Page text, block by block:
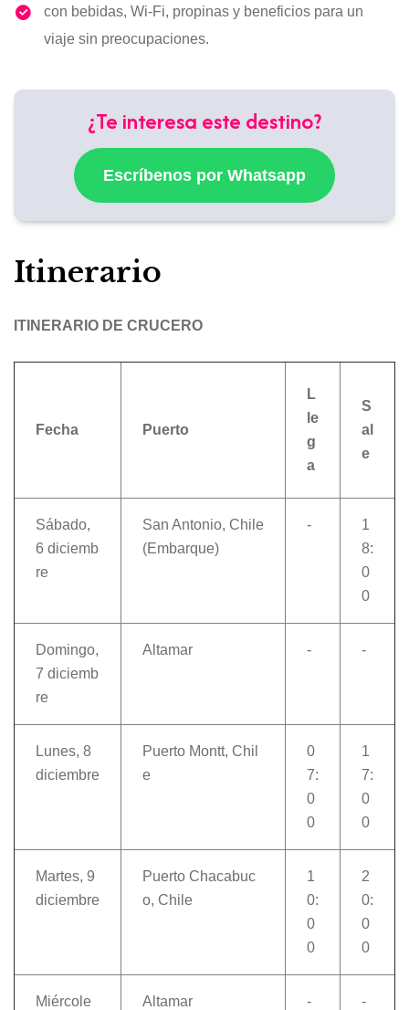
con bebidas, Wi-Fi, propinas y beneficios para un
viaje sin preocupaciones.
¿Te interesa este destino?
Escríbenos por Whatsapp
Itinerario
ITINERARIO DE CRUCERO
Fecha Puerto
L
le
g
a
S
al
e
Sábado,
6 diciemb
re
San Antonio, Chile
(Embarque)
-
1
8:
0
0
Domingo,
7 diciemb
re
Altamar - -
Lunes, 8
diciembre
Puerto Montt, Chil
e
0
7:
0
0
1
7:
0
0
Martes, 9
diciembre
Puerto Chacabuc
o, Chile
1
0:
0
0
2
0:
0
0
Miércole
Altamar - -